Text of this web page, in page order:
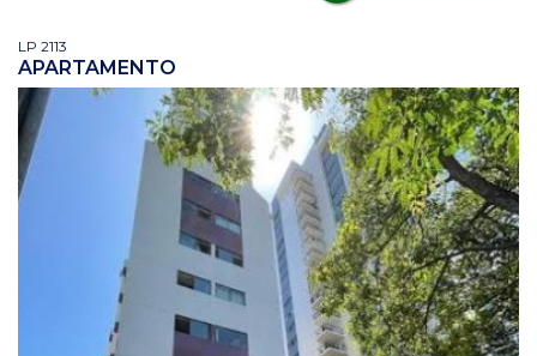
LP 2113
APARTAMENTO